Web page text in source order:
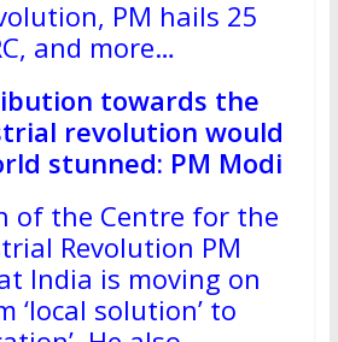
PM hails 25
and more…
towards the
revolution would
stunned: PM Modi
of the Centre for the
Revolution PM
India is moving on
‘local solution’ to